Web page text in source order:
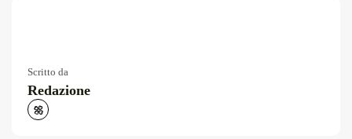
Scritto da
Redazione